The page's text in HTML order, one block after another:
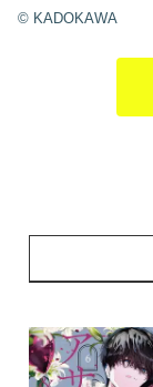
© KADOKAWA